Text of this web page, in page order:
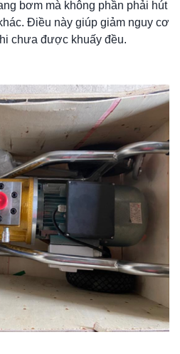
bơm mà không phần phải hút
Điều này giúp giảm nguy cơ
chưa được khuấy đều.